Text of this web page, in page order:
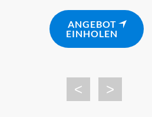
ANGEBOT
EINHOLEN
< >